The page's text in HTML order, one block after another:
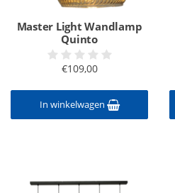
Master Light Wandlamp
Quinto
€109,00
In winkelwagen